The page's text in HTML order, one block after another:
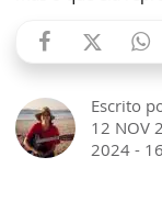
Escrito
12 NOV
2024 -